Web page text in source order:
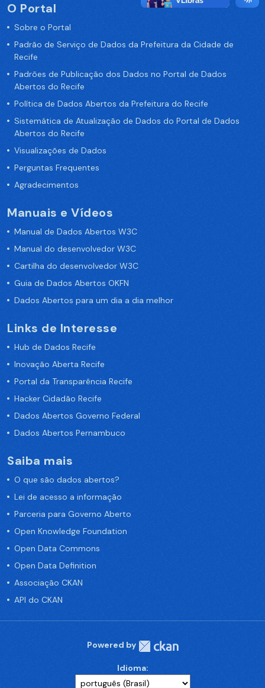
O Portal
Sobre o Portal
Padrão de Serviço de Dados da Prefeitura da Cidade de
Recife
Padrões de Publicação dos Dados no Portal de Dados
Abertos do Recife
Política de Dados Abertos da Prefeitura do Recife
Sistemática de Atualização de Dados do Portal de Dados
Abertos do Recife
Visualizações de Dados
Perguntas Frequentes
Agradecimentos
Manuais e Vídeos
Manual de Dados Abertos W3C
Manual do desenvolvedor W3C
Cartilha do desenvolvedor W3C
Guia de Dados Abertos OKFN
Dados Abertos para um dia a dia melhor
Links de Interesse
Hub de Dados Recife
Inovação Aberta Recife
Portal da Transparência Recife
Hacker Cidadão Recife
Dados Abertos Governo Federal
Dados Abertos Pernambuco
Saiba mais
O que são dados abertos?
Lei de acesso a informação
Parceria para Governo Aberto
Open Knowledge Foundation
Open Data Commons
Open Data Definition
Associação CKAN
API do CKAN
Powered by
Idioma